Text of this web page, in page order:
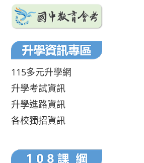
115多元升學網
升學考試資訊
升學進路資訊
各校獨招資訊